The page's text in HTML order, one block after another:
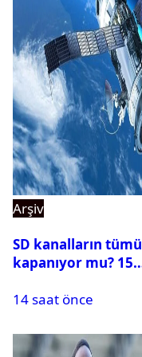
Arşiv
SD kanalların tümü
kapanıyor mu? 15
yapılacak?
14 saat önce